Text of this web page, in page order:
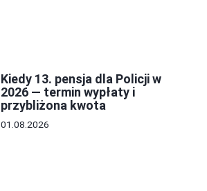
Kiedy 13. pensja dla Policji w
2026 — termin wypłaty i
przybliżona kwota
01.08.2026